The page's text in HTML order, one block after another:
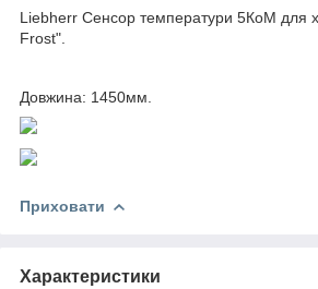
Liebherr Сенсор температури 5КоМ для
Frost".
Довжина: 1450мм.
Приховати
Характеристики